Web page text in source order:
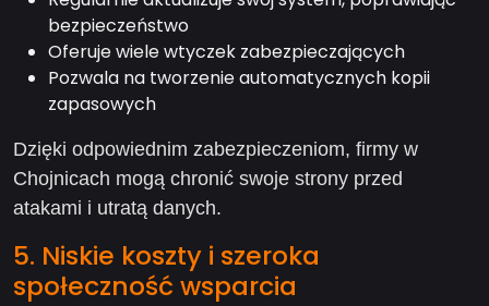
bezpieczeństwo
Oferuje wiele wtyczek zabezpieczających
Pozwala na tworzenie automatycznych kopii
zapasowych
Dzięki odpowiednim zabezpieczeniom, firmy w
Chojnicach mogą chronić swoje strony przed
atakami i utratą danych.
5. Niskie koszty i szeroka
społeczność wsparcia